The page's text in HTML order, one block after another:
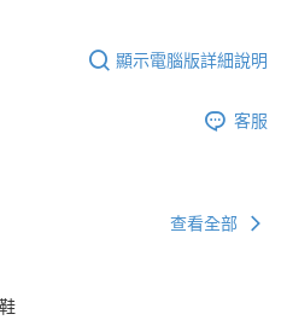
顯示電腦版詳細說明
客服
查看全部